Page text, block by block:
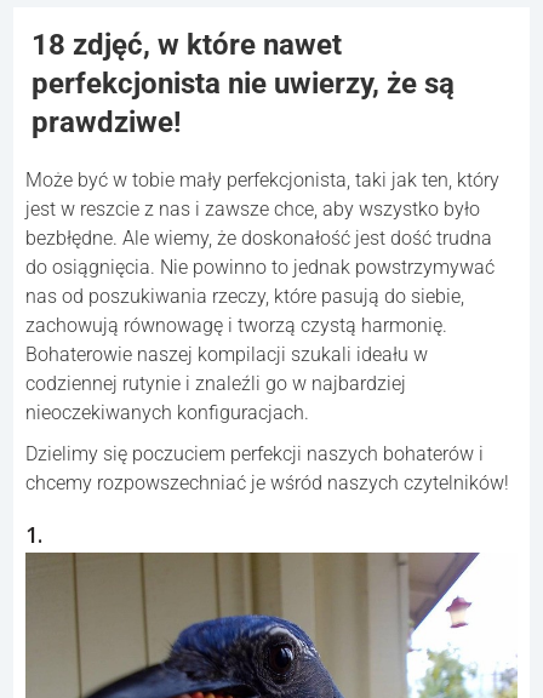
18 zdjęć, w które nawet
perfekcjonista nie uwierzy, że są
prawdziwe!
Może być w tobie mały perfekcjonista, taki jak ten, który
jest w reszcie z nas i zawsze chce, aby wszystko było
bezbłędne. Ale wiemy, że doskonałość jest dość trudna
do osiągnięcia. Nie powinno to jednak powstrzymywać
nas od poszukiwania rzeczy, które pasują do siebie,
zachowują równowagę i tworzą czystą harmonię.
Bohaterowie naszej kompilacji szukali ideału w
codziennej rutynie i znaleźli go w najbardziej
nieoczekiwanych konfiguracjach.
Dzielimy się poczuciem perfekcji naszych bohaterów i
chcemy rozpowszechniać je wśród naszych czytelników!
1.